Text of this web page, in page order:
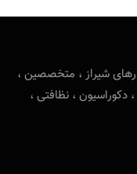
شیراز ، متخصصین ،
، نظافتی ،